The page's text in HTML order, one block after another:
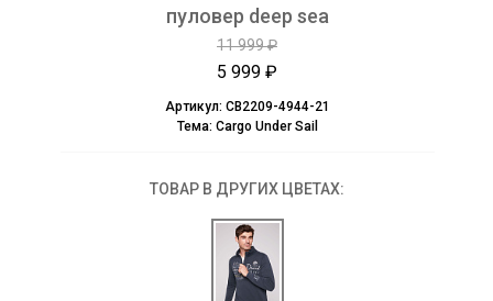
пуловер deep sea
11 999 ₽
5 999 ₽
Артикул: CB2209-4944-21
Тема: Cargo Under Sail
ТОВАР В ДРУГИХ ЦВЕТАХ: